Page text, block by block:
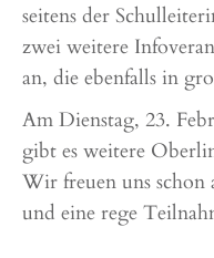
seitens der
zwei weitere
an, die ebenfalls in
Am Dienstag, 23.
gibt es weitere
Wir freuen uns schon
und eine rege